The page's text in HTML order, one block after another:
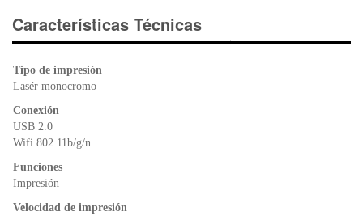
e
b
o
o
er s
A
ri
e
Características Técnicas
Tipo de impresión
Lasér monocromo
Conexión
USB 2.0
Wifi 802.11b/g/n
Funciones
Impresión
Velocidad de impresión